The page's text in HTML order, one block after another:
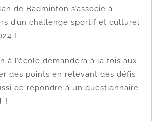
de Badminton s’associe à
d’un challenge sportif et culturel :
!
à l’école demandera à la fois aux
des points en relevant des défis
de répondre à un questionnaire
!